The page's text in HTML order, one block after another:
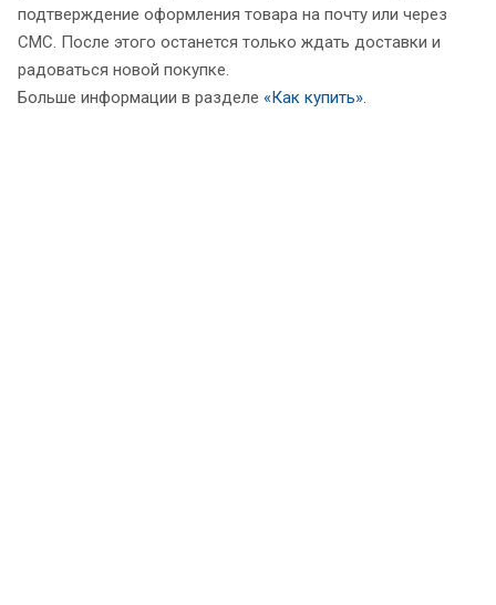
подтверждение оформления товара на почту или через
СМС. После этого останется только ждать доставки и
радоваться новой покупке.
Больше информации в разделе «Как купить».